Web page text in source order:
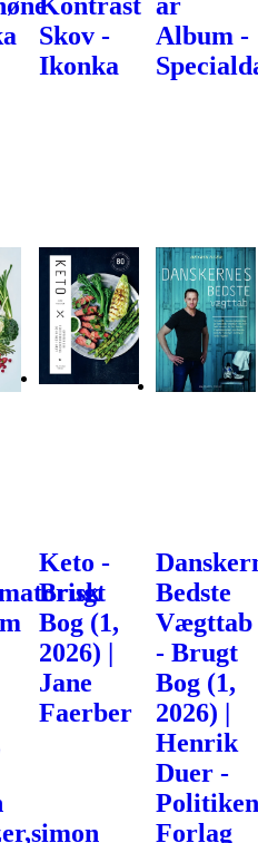
Kontrast
Skov -
Ikonka
år
Album -
Keto -
Brugt
Bog (1,
2026) |
Jane
Faerber
Bedste
Vægttab
- Brugt
Bog (1,
2026) |
Henrik
Duer -
Forlag